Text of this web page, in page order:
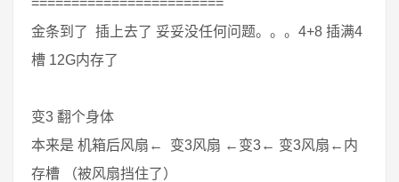
========================
金条到了 插上去了 妥妥没任何问题。。。4+8 插满4
槽 12G内存了
变3 翻个身体
本来是 机箱后风扇← 变3风扇 ←变3← 变3风扇←内
存槽 （被风扇挡住了）